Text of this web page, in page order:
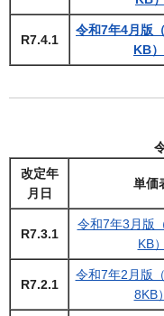
R7.4.1
令和7年4月版
KB）
改定年
月日
単価
R7.3.1
令和7年3月版
KB）
R7.2.1
令和7年2月版
8KB）